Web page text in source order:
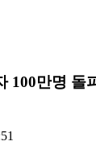
100만명